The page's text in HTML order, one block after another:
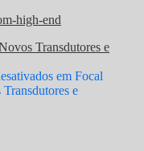
Transdutores e
em Focal
e